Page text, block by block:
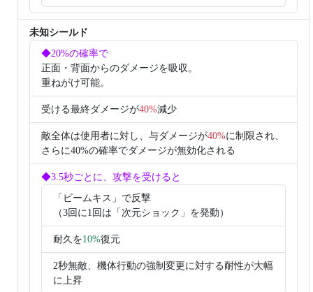
未知シールド
◆20%の確率で
正面・背面からのダメージを吸収。
重ねがけ可能。
受ける最終ダメージが40%減少
敵全体は使用者に対し、与ダメージが40%に制限され、
さらに40%の確率でダメージが無効化される
◆3.5秒ごとに、攻撃を受けると
「ビームキス」で反撃
（3回に1回は「次元ショック」を発動）
耐久を10%復元
2秒無敵、機体行動の強制変更に対する耐性が大幅
に上昇